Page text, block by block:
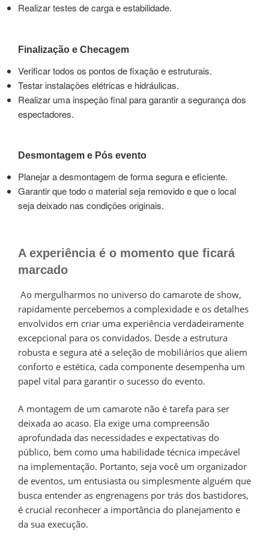
Realizar testes de carga e estabilidade.
Finalização e Checagem
Verificar todos os pontos de fixação e estruturais.
Testar instalações elétricas e hidráulicas.
Realizar uma inspeção final para garantir a segurança dos
espectadores.
Desmontagem e Pós evento
Planejar a desmontagem de forma segura e eficiente.
Garantir que todo o material seja removido e que o local
seja deixado nas condições originais.
A experiência é o momento que ficará
marcado
Ao mergulharmos no universo do camarote de show,
rapidamente percebemos a complexidade e os detalhes
envolvidos em criar uma experiência verdadeiramente
excepcional para os convidados. Desde a estrutura
robusta e segura até a seleção de mobiliários que aliem
conforto e estética, cada componente desempenha um
papel vital para garantir o sucesso do evento.
A montagem de um camarote não é tarefa para ser
deixada ao acaso. Ela exige uma compreensão
aprofundada das necessidades e expectativas do
público, bem como uma habilidade técnica impecável
na implementação. Portanto, seja você um organizador
de eventos, um entusiasta ou simplesmente alguém que
busca entender as engrenagens por trás dos bastidores,
é crucial reconhecer a importância do planejamento e
da sua execução.